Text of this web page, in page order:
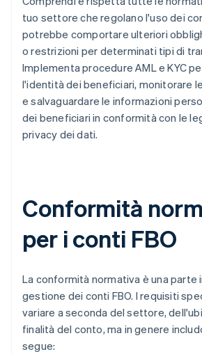
tuo settore che regolano l'uso dei
potrebbe comportare ulteriori
o restrizioni per determinati tipi di
Implementa procedure AML e KYC
l'identità dei beneficiari, monitorare
e salvaguardare le informazioni
dei beneficiari in conformità con le
privacy dei dati.
Conformità
per i conti FBO
La conformità normativa è una parte
gestione dei conti FBO. I requisiti
variare a seconda del settore,
finalità del conto, ma in genere
segue: